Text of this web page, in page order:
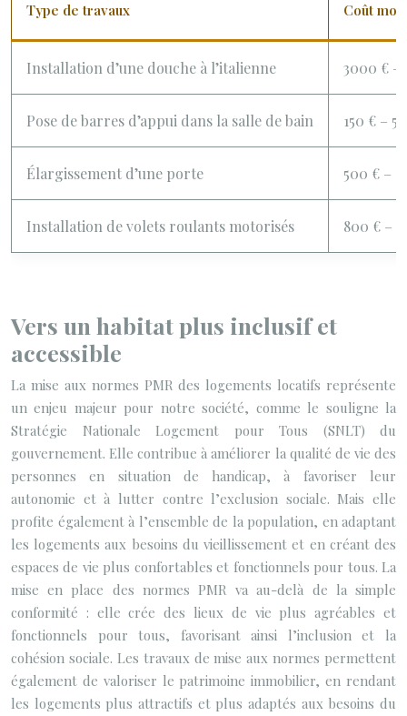
Type de travaux Coût
Installation d’une douche à l’italienne 3000 € –
Pose de barres d’appui dans la salle de bain 150 € –
Élargissement d’une porte 500 € –
Installation de volets roulants motorisés 800 € –
Vers un habitat plus inclusif et
accessible
La mise aux normes PMR des logements locatifs représente
un enjeu majeur pour notre société, comme le souligne la
Stratégie Nationale Logement pour Tous (SNLT) du
gouvernement. Elle contribue à améliorer la qualité de vie des
personnes en situation de handicap, à favoriser leur
autonomie et à lutter contre l’exclusion sociale. Mais elle
profite également à l’ensemble de la population, en adaptant
les logements aux besoins du vieillissement et en créant des
espaces de vie plus confortables et fonctionnels pour tous. La
mise en place des normes PMR va au-delà de la simple
conformité : elle crée des lieux de vie plus agréables et
fonctionnels pour tous, favorisant ainsi l’inclusion et la
cohésion sociale. Les travaux de mise aux normes permettent
également de valoriser le patrimoine immobilier, en rendant
les logements plus attractifs et plus adaptés aux besoins du